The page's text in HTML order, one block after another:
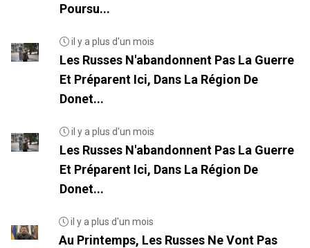
Poursu...
il y a plus d'un mois
Les Russes N'abandonnent Pas La Guerre
Et Préparent Ici, Dans La Région De
Donet...
il y a plus d'un mois
Les Russes N'abandonnent Pas La Guerre
Et Préparent Ici, Dans La Région De
Donet...
il y a plus d'un mois
Au Printemps, Les Russes Ne Vont Pas